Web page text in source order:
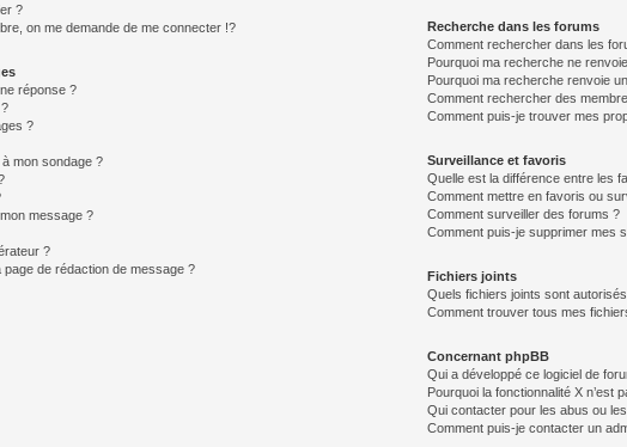
?
on me demande de me connecter !?
réponse ?
?
à mon sondage ?
message ?
?
de rédaction de message ?
Recherche dans les forums
Comment rechercher dans les
Pourquoi ma recherche ne
Pourquoi ma recherche renvoie
Comment rechercher des
Comment puis-je trouver mes
Surveillance et favoris
Quelle est la différence entre les
Comment mettre en favoris ou
Comment surveiller des forums ?
Comment puis-je supprimer mes
Fichiers joints
Quels fichiers joints sont
Comment trouver tous mes
Concernant phpBB
Qui a développé ce logiciel de
Pourquoi la fonctionnalité X n’est
Qui contacter pour les abus ou
Comment puis-je contacter un